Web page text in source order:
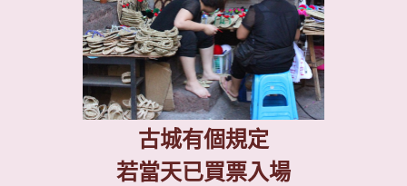
古城有個規定
若當天已買票入場